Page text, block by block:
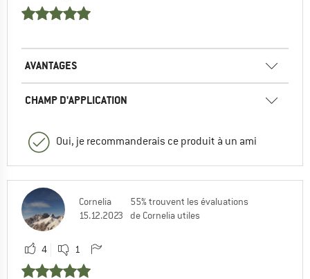
AVANTAGES
CHAMP D'APPLICATION
Oui, je recommanderais ce produit à un ami
Cornelia
15.12.2023
55% trouvent les évaluations
de Cornelia utiles
4 1